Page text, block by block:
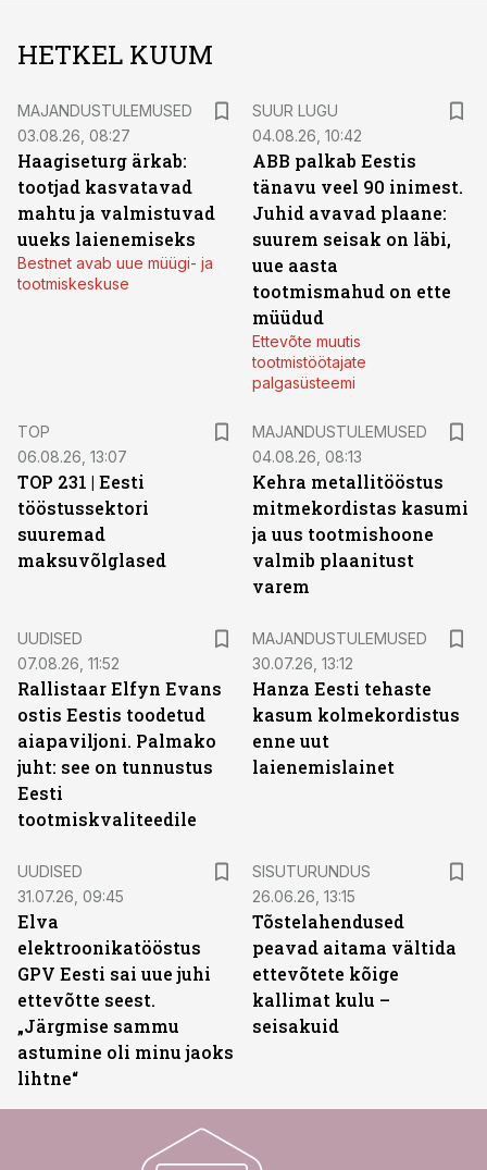
HETKEL KUUM
MAJANDUSTULEMUSED
03.08.26, 08:27
Haagiseturg ärkab:
tootjad kasvatavad
mahtu ja valmistuvad
uueks laienemiseks
Bestnet avab uue müügi- ja
tootmiskeskuse
SUUR LUGU
04.08.26, 10:42
ABB palkab Eestis
tänavu veel 90 inimest.
Juhid avavad plaane:
suurem seisak on läbi,
uue aasta
tootmismahud on ette
müüdud
Ettevõte muutis
tootmistöötajate
palgasüsteemi
TOP
06.08.26, 13:07
TOP 231 | Eesti
tööstussektori
suuremad
maksuvõlglased
MAJANDUSTULEMUSED
04.08.26, 08:13
Kehra metallitööstus
mitmekordistas kasumi
ja uus tootmishoone
valmib plaanitust
varem
UUDISED
07.08.26, 11:52
Rallistaar Elfyn Evans
ostis Eestis toodetud
aiapaviljoni. Palmako
juht: see on tunnustus
Eesti
tootmiskvaliteedile
MAJANDUSTULEMUSED
30.07.26, 13:12
Hanza Eesti tehaste
kasum kolmekordistus
enne uut
laienemislainet
UUDISED
31.07.26, 09:45
Elva
elektroonikatööstus
GPV Eesti sai uue juhi
ettevõtte seest.
„Järgmise sammu
astumine oli minu jaoks
lihtne“
SISUTURUNDUS
26.06.26, 13:15
Tõstelahendused
peavad aitama vältida
ettevõtete kõige
kallimat kulu –
seisakuid